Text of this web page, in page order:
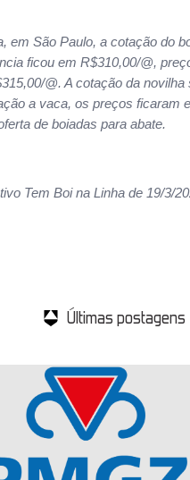
em São Paulo, a cotação do
ficou em R$310,00/@,
@. A cotação da
a vaca, os preços
de boiadas para abate.
Tem Boi na Linha de 19/3/
Últimas postagens